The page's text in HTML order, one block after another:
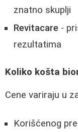
znatno skuplji
Revitacare -
rezultatima
Koliko košta
Cene variraju u
Korišćenog